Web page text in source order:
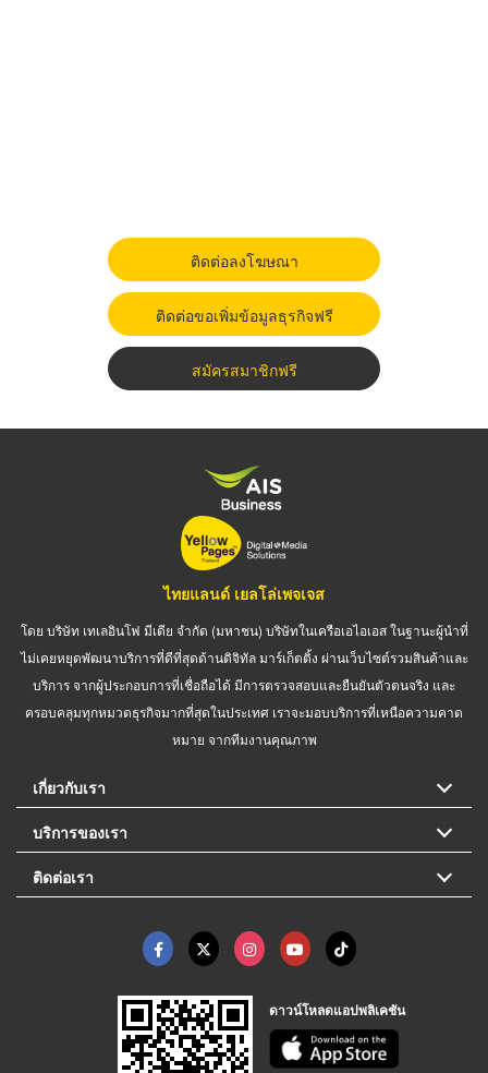
ติดต่อลงโฆษณา
ติดต่อขอเพิ่มข้อมูลธุรกิจฟรี
สมัครสมาชิกฟรี
ไทยแลนด์ เยลโล่เพจเจส
โดย บริษัท เทเลอินโฟ มีเดีย จำกัด (มหาชน) บริษัทในเครือเอไอเอส ในฐานะผู้นำที่
ไม่เคยหยุดพัฒนาบริการที่ดีที่สุดด้านดิจิทัล มาร์เก็ตติ้ง ผ่านเว็บไซต์รวมสินค้าและ
บริการ จากผู้ประกอบการที่เชื่อถือได้ มีการตรวจสอบและยืนยันตัวตนจริง และ
ครอบคลุมทุกหมวดธุรกิจมากที่สุดในประเทศ เราจะมอบบริการที่เหนือความคาด
หมาย จากทีมงานคุณภาพ
เกี่ยวกับเรา
บริการของเรา
ติดต่อเรา
ดาวน์โหลดแอปพลิเคชัน